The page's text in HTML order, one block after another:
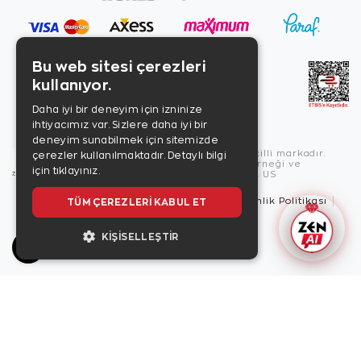
Copyright © 2026, Zen Diamond tescilli markadır.
Zen Diamond Birleşmiş Markalar Derneği ve
Turquality Destek Programı üyesidir. US
Kullanım Şartları Gizlilik İlkeleri
Güvenlik Politikası
Bu web sitesi çerezleri
kullanıyor.
Daha iyi bir deneyim için izninize
ihtiyacımız var. Sizlere daha iyi bir
deneyim sunabilmek için sitemizde
çerezler kullanılmaktadır. Detaylı bilgi
için tıklayınız.
TÜM ÇEREZLERI KABUL ET
KIŞISELLEŞTIR